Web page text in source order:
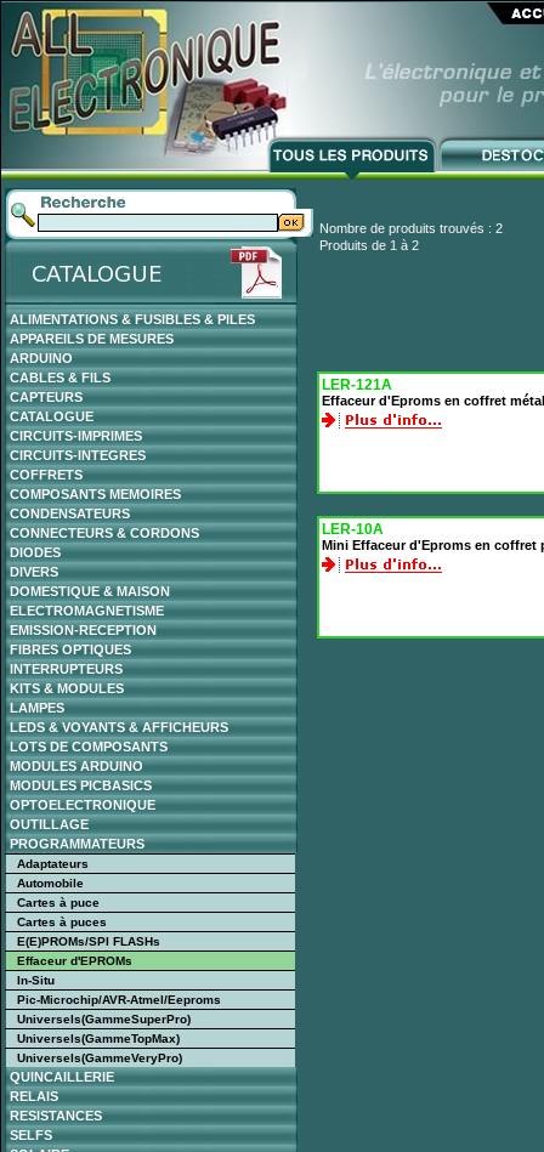
ALIMENTATIONS & FUSIBLES & PILES
APPAREILS DE MESURES
ARDUINO
CABLES & FILS
CAPTEURS
CATALOGUE
CIRCUITS-IMPRIMES
CIRCUITS-INTEGRES
COFFRETS
COMPOSANTS MEMOIRES
CONDENSATEURS
CONNECTEURS & CORDONS
DIODES
DIVERS
DOMESTIQUE & MAISON
ELECTROMAGNETISME
EMISSION-RECEPTION
FIBRES OPTIQUES
INTERRUPTEURS
KITS & MODULES
LAMPES
LEDS & VOYANTS & AFFICHEURS
LOTS DE COMPOSANTS
MODULES ARDUINO
MODULES PICBASICS
OPTOELECTRONIQUE
OUTILLAGE
PROGRAMMATEURS
Adaptateurs
Automobile
Cartes à puce
Cartes à puces
E(E)PROMs/SPI FLASHs
Effaceur d'EPROMs
In-Situ
Pic-Microchip/AVR-Atmel/Eeproms
Universels(GammeSuperPro)
Universels(GammeTopMax)
Universels(GammeVeryPro)
QUINCAILLERIE
RELAIS
RESISTANCES
SELFS
Nombre de produits trouvés : 2
Produits de 1 à 2
LER-121A
Effaceur d'Eproms en coffret
LER-10A
Mini Effaceur d'Eproms en coffret